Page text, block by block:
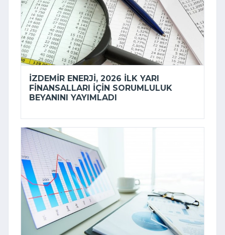
İZDEMİR ENERJI, 2026 ILK YARI
FINANSALLARI IÇIN SORUMLULUK
BEYANINI YAYIMLADI